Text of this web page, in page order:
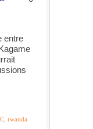
entre
rwanda